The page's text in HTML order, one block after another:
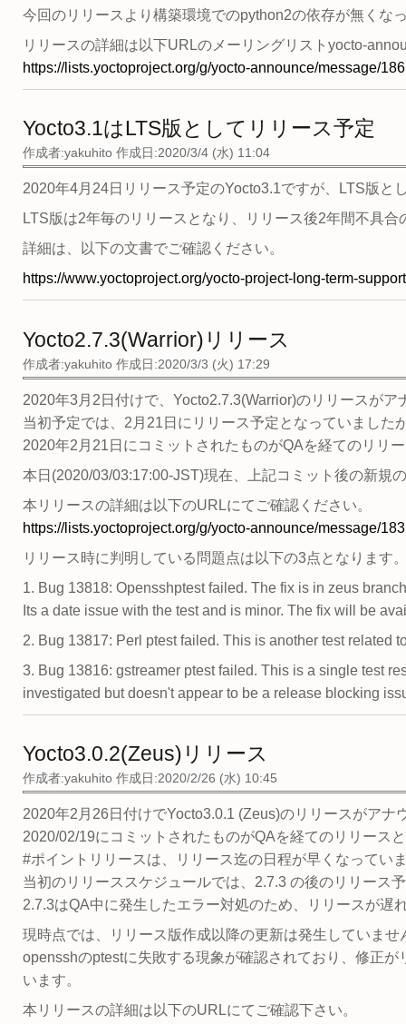
今回のリリースより構築環境でのpython2の依存が無くな
リリースの詳細は以下URLのメーリングリストyocto-
https://lists.yoctoproject.org/g/yocto-announce/message/186
Yocto3.1はLTS版としてリリース予定
作成者:yakuhito 作成日:2020/3/4 (水) 11:04
2020年4月24日リリース予定のYocto3.1ですが、LTS版
LTS版は2年毎のリリースとなり、リリース後2年間不具
詳細は、以下の文書でご確認ください。
https://www.yoctoproject.org/yocto-project-long-term-
Yocto2.7.3(Warrior)リリース
作成者:yakuhito 作成日:2020/3/3 (火) 17:29
2020年3月2日付けで、Yocto2.7.3(Warrior)のリリースがア
当初予定では、2月21日にリリース予定となっていました
2020年2月21日にコミットされたものがQAを経てのリリ
本日(2020/03/03:17:00-JST)現在、上記コミット後の新規
本リリースの詳細は以下のURLにてご確認ください。
https://lists.yoctoproject.org/g/yocto-announce/message/183
リリース時に判明している問題点は以下の3点となります
1. Bug 13818: Opensshptest failed. The fix is in zeus
Its a date issue with the test and is minor. The fix will be
2. Bug 13817: Perl ptest failed. This is another test related
3. Bug 13816: gstreamer ptest failed. This is a single test
investigated but doesn't appear to be a release blocking
Yocto3.0.2(Zeus)リリース
作成者:yakuhito 作成日:2020/2/26 (水) 10:45
2020年2月26日付けでYocto3.0.1 (Zeus)のリリースがアナ
2020/02/19にコミットされたものがQAを経てのリリース
#ポイントリリースは、リリース迄の日程が早くなってい
当初のリリーススケジュールでは、2.7.3 の後のリリース
2.7.3はQA中に発生したエラー対処のため、リリースが遅
現時点では、リリース版作成以降の更新は発生していませ
opensshのptestに失敗する現象が確認されており、修正が
います。
本リリースの詳細は以下のURLにてご確認下さい。